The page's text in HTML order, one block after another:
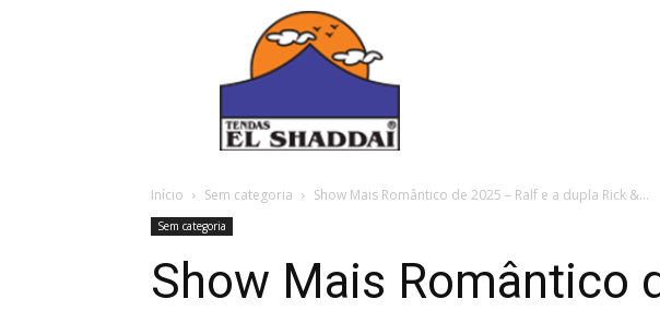
Início Sem categoria Show Mais Romântico de 2025 – Ralf e a dupla Rick &...
Sem categoria
Show Mais Romântico